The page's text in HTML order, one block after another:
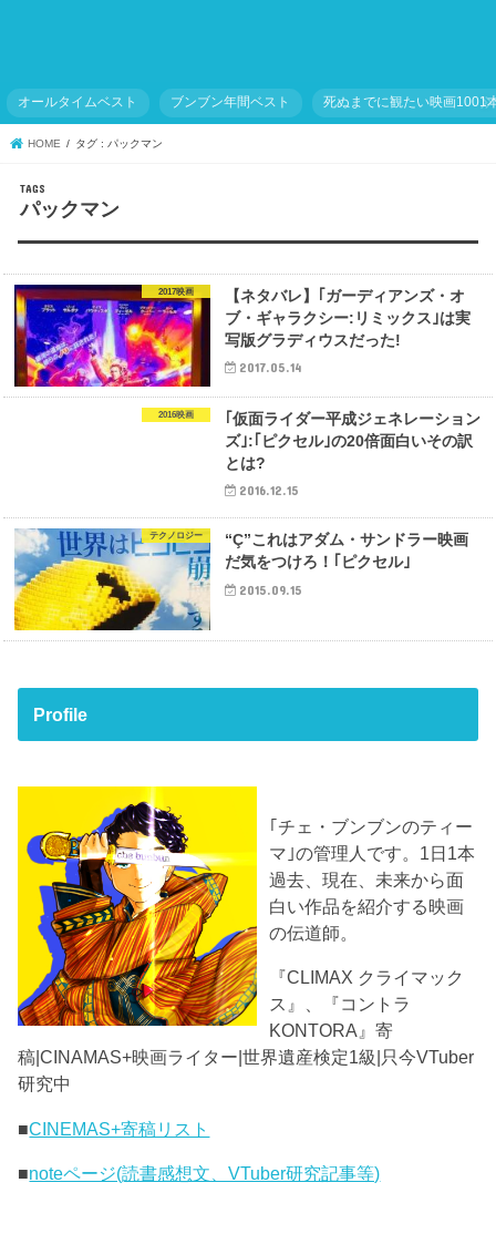
オールタイムベスト ブンブン年間ベスト 死ぬまでに観たい映画1001
HOME タグ : パックマン
パックマン
2017映画
【ネタバレ】｢ガーディアンズ・オ
ブ・ギャラクシー:リミックス｣は実
写版グラディウスだった!
2017.05.14
2016映画
｢仮面ライダー平成ジェネレーション
ズ｣:｢ピクセル｣の20倍面白いその訳
とは?
2016.12.15
テクノロジー
“Ç”これはアダム・サンドラー映画
だ気をつけろ！｢ピクセル｣
2015.09.15
Profile
｢チェ・ブンブンのティー
マ｣の管理人です。1日1本
過去、現在、未来から面
白い作品を紹介する映画
の伝道師。
『CLIMAX クライマック
ス』、『コントラ
KONTORA』寄
稿|CINAMAS+映画ライター|世界遺産検定1級|只今VTuber
研究中
■CINEMAS+寄稿リスト
■noteページ(読書感想文、VTuber研究記事等)